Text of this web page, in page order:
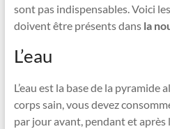
sont pas indispensables. Voici
doivent être présents dans la
L’eau
L’eau est la base de la
corps sain, vous devez
par jour avant, pendant et après